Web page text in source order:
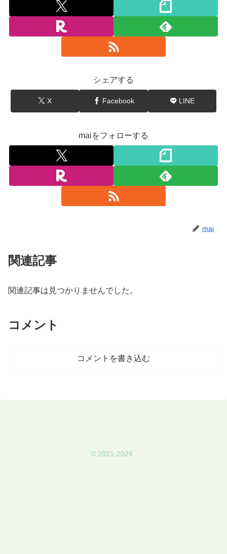
シェアする
X Facebook LINE
maiをフォローする
mai
関連記事
関連記事は見つかりませんでした。
コメント
コメントを書き込む
© 2021-2026 .